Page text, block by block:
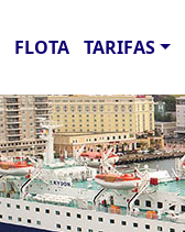
FLOTA TARIFAS